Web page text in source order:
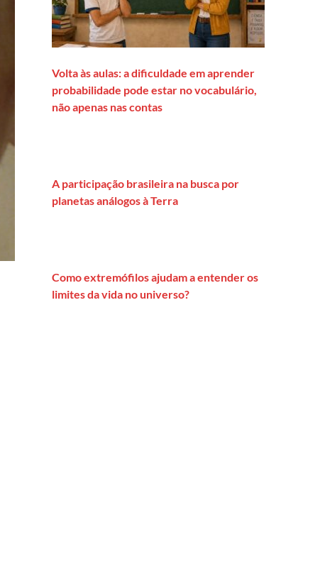
Volta às aulas: a dificuldade em aprender
probabilidade pode estar no vocabulário,
não apenas nas contas
A participação brasileira na busca por
planetas análogos à Terra
Como extremófilos ajudam a entender os
limites da vida no universo?